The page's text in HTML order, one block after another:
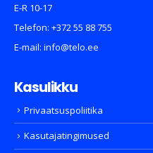
E-R 10-17
Telefon: +372 55 88 755
E-mail: info@telo.ee
Kasulikku
Privaatsuspoliitika
Kasutajatingimused